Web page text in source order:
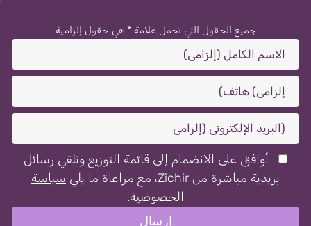
جميع الحقول التي تحمل علامة * هي حقول إلزامية
أوافق على الانضمام إلى قائمة التوزيع وتلقي رسائل
بريدية مباشرة من Zichir، مع مراعاة ما يلي
سياسة
الخصوصية.